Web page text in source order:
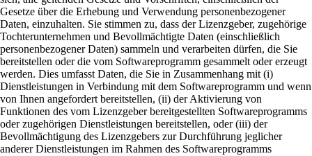
Gesetze über die Erhebung und Verwendung personenbezogener
Daten, einzuhalten. Sie stimmen zu, dass der Lizenzgeber, zugehörige
Tochterunternehmen und Bevollmächtigte Daten (einschließlich
personenbezogener Daten) sammeln und verarbeiten dürfen, die Sie
bereitstellen oder die vom Softwareprogramm gesammelt oder erzeugt
werden. Dies umfasst Daten, die Sie in Zusammenhang mit (i)
Dienstleistungen in Verbindung mit dem Softwareprogramm und wenn
von Ihnen angefordert bereitstellen, (ii) der Aktivierung von
Funktionen des vom Lizenzgeber bereitgestellten Softwareprogramms
oder zugehörigen Dienstleistungen bereitstellen, oder (iii) der
Bevollmächtigung des Lizenzgebers zur Durchführung jeglicher
anderer Dienstleistungen im Rahmen des Softwareprogramms